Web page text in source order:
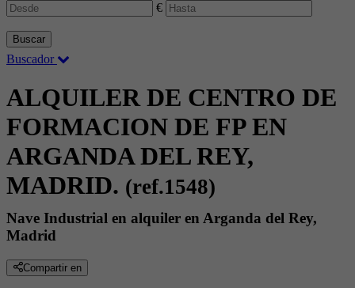
€
Buscar
Buscador
ALQUILER DE CENTRO DE
FORMACION DE FP EN
ARGANDA DEL REY,
MADRID. (ref.1548)
Nave Industrial en alquiler en Arganda del Rey,
Madrid
Compartir en